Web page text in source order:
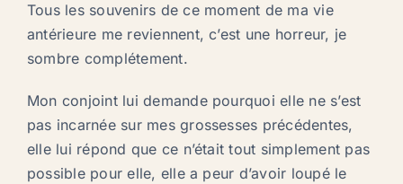
Tous les souvenirs de ce moment de ma vie
antérieure me reviennent, c’est une horreur, je
sombre complétement.
Mon conjoint lui demande pourquoi elle ne s’est
pas incarnée sur mes grossesses précédentes,
elle lui répond que ce n’était tout simplement pas
possible pour elle, elle a peur d’avoir loupé le